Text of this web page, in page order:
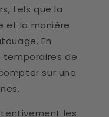
tels que la
et la manière
En
temporaires de
sur une
les